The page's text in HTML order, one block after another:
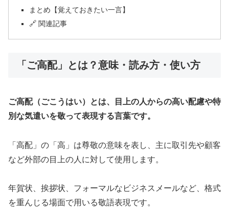
まとめ【覚えておきたい一言】
🔗 関連記事
「ご高配」とは？意味・読み方・使い方
ご高配（ごこうはい）とは、目上の人からの高い配慮や特
別な気遣いを敬って表現する言葉です。
「高配」の「高」は尊敬の意味を表し、主に取引先や顧客
など外部の目上の人に対して使用します。
年賀状、挨拶状、フォーマルなビジネスメールなど、格式
を重んじる場面で用いる敬語表現です。